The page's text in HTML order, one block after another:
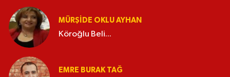
MÜRŞIDE OKLU AYHAN
Köroğlu Beli...
EMRE BURAK TAĞ